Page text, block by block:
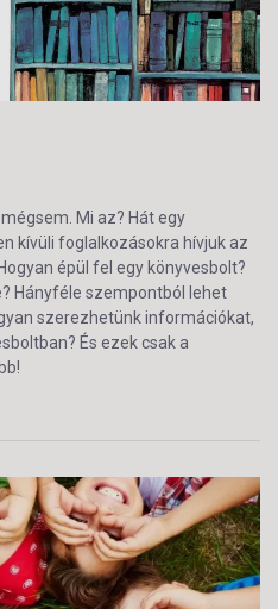
Mi az? Hát egy
kívüli foglalkozásokra hívjuk az
épül fel egy könyvesbolt?
Hányféle szempontból lehet
szerezhetünk információkat,
És ezek csak a